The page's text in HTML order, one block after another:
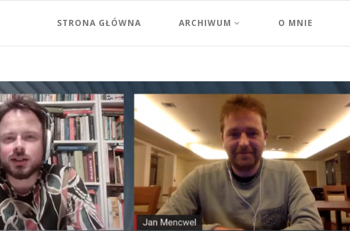
STRONA GŁÓWNA ARCHIWUM O MNIE